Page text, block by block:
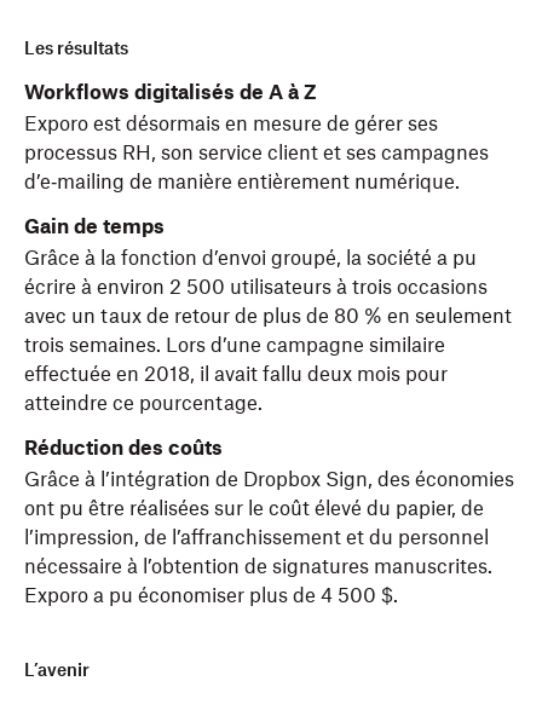
Les résultats
Workflows digitalisés de A à Z
Exporo est désormais en mesure de gérer ses
processus RH, son service client et ses campagnes
d’e‑mailing de manière entièrement numérique.
Gain de temps
Grâce à la fonction d’envoi groupé, la société a pu
écrire à environ 2 500 utilisateurs à trois occasions
avec un taux de retour de plus de 80 % en seulement
trois semaines. Lors d’une campagne similaire
effectuée en 2018, il avait fallu deux mois pour
atteindre ce pourcentage.
Réduction des coûts
Grâce à l’intégration de Dropbox Sign, des économies
ont pu être réalisées sur le coût élevé du papier, de
l’impression, de l’affranchissement et du personnel
nécessaire à l’obtention de signatures manuscrites.
Exporo a pu économiser plus de 4 500 $.
L’avenir